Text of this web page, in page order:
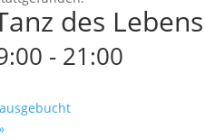
des Lebens
- 21:00